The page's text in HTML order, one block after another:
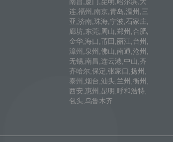
南昌,厦门,昆明,哈尔滨,大
连,福州,南京,青岛,温州,三
亚,济南,珠海,宁波,石家庄,
廊坊,东莞,周山,郑州,合肥,
金华,海口,莆田,丽江,台州,
漳州,泉州,佛山,南通,沧州,
无锡,南昌,连云港,中山,齐
齐哈尔,保定,张家口,扬州,
泰州,烟台,汕头,兰州,衡州,
西安,惠州,昆明,呼和浩特,
包头,乌鲁木齐